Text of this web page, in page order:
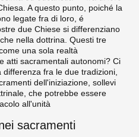
A questo punto, poiché la
legate fra di loro, é
due Chiese si differenziano
nella dottrina. Questi tre
una sola realtà
atti sacramentali autonomi? Ci
fra le due tradizioni,
dell'iniziazio­ne, sollevi
che potrebbe essere
all'unità
sacramenti